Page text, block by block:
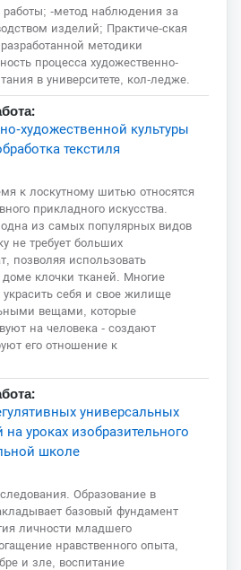
работы; -метод наблюдения за
изделий; Практиче-ская
методики
процесса художественно-
в университете, кол-ледже.
художественной культуры
текстиля
к лоскутному шитью относятся
прикладного искусства.
одна из самых популярных видов
не требует больших
позволяя использовать
клочки тканей. Многие
себя и свое жилище
вещами, которые
на человека - создают
его отношение к
универсальных
уроках изобразительного
школе
Образование в
базовый фундамент
личности младшего
нравственного опыта,
и зле, воспитание